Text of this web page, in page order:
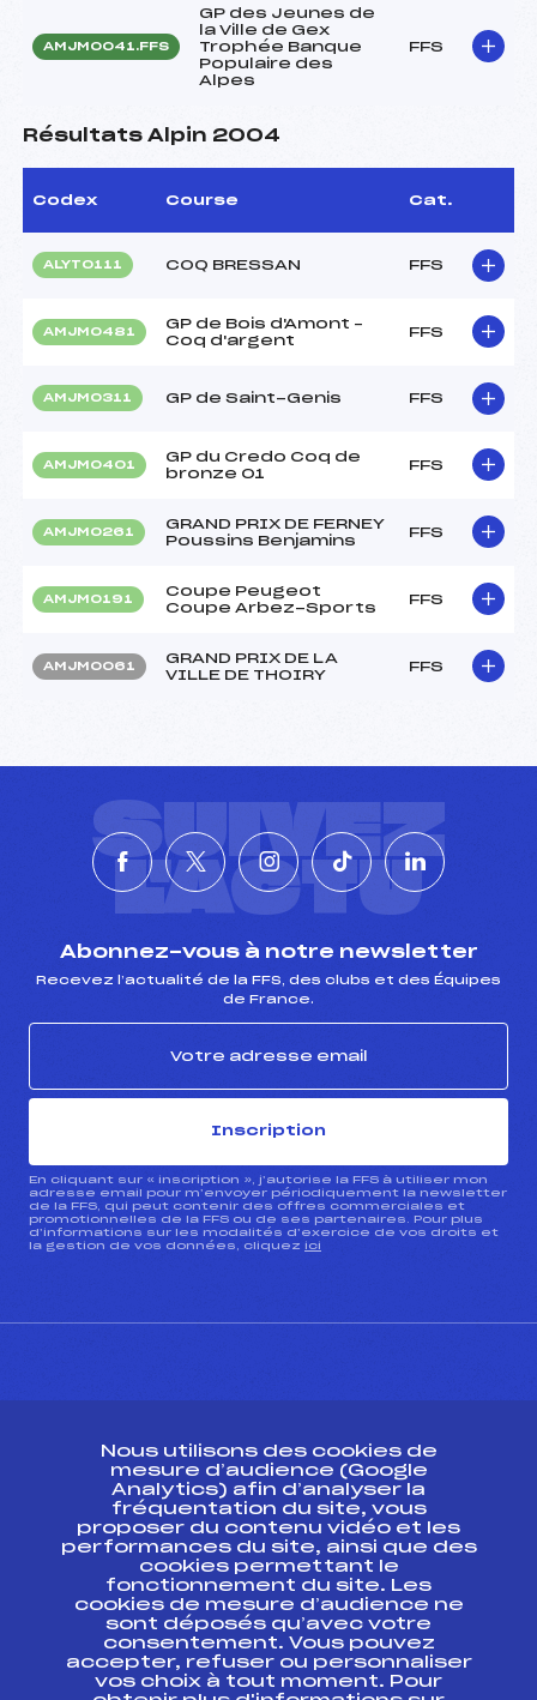
AMJM0041.FFS
GP des Jeunes de
la Ville de Gex
Trophée Banque
Populaire des
Alpes
FFS
Résultats Alpin 2004
Codex Course Cat.
ALYT0111 COQ BRESSAN FFS
AMJM0481
GP de Bois d'Amont –
Coq d'argent
FFS
AMJM0311 GP de Saint-Genis FFS
AMJM0401
GP du Credo Coq de
bronze 01
FFS
AMJM0261
GRAND PRIX DE FERNEY
Poussins Benjamins
FFS
AMJM0191
Coupe Peugeot
Coupe Arbez-Sports
FFS
AMJM0061
GRAND PRIX DE LA
VILLE DE THOIRY
FFS
SUIVEZ
L'ACTU
Abonnez-vous à notre newsletter
Recevez l’actualité de la FFS, des clubs et des Équipes
de France.
Inscription
En cliquant sur « inscription », j’autorise la FFS à utiliser mon
adresse email pour m’envoyer périodiquement la newsletter
de la FFS, qui peut contenir des offres commerciales et
promotionnelles de la FFS ou de ses partenaires. Pour plus
d’informations sur les modalités d’exercice de vos droits et
la gestion de vos données, cliquez ici
ESPACE PRESSE
Ressources
Pass’Neige
Projet sportif fédéral
Projet de performance fédéral
Antidopage
Pôle Développement, Formation, Suivi
Scientifique
Nous utilisons des cookies de
mesure d’audience (Google
Analytics) afin d’analyser la
fréquentation du site, vous
proposer du contenu vidéo et les
performances du site, ainsi que des
cookies permettant le
fonctionnement du site. Les
cookies de mesure d’audience ne
sont déposés qu’avec votre
consentement. Vous pouvez
accepter, refuser ou personnaliser
vos choix à tout moment. Pour